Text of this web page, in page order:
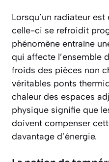
Lorsqu’un radiateur
celle-ci se refroidit
phénomène entraîne
qui affecte l’ensemble
froids des pièces non
véritables ponts
chaleur des espaces
physique signifie que
doivent compenser
davantage d’énergie.